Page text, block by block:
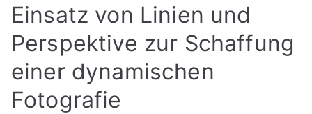
Einsatz von Linien und
Perspektive zur Schaffung
einer dynamischen
Fotografie